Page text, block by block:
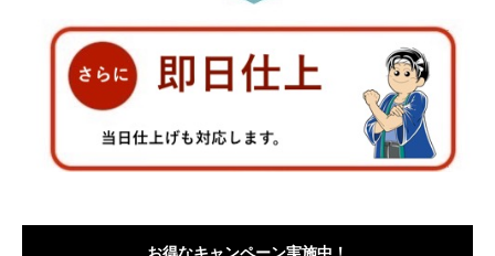
お得なキャンペーン実施中！